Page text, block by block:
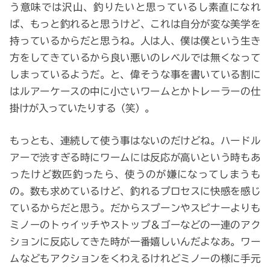
う意味では沢山、釣りたいと思っているし素直になれ
ば、もっと釣れると思うけど、これは自分が変な美学を
持っているからだと思うね。人は人、僕は僕という生き
方をしてきているから良い悪いのレベルでは無くなって
しまっているようだ。と、偉そうな事を書いている割に
はルアーケースの中に小さいワームとかトレーラーの仕
掛けが入っていたりする（笑）。
もっとも、連続して使う事はないのだけどね。ハードル
アーで渋すぎる時にワームには反応が高いという時もあ
ったけど数匹釣ったら、使うのが嫌になってしまうも
の。数も求めているけど、釣れるプロセスに快感を感じ
ているからだと思う。だからスプーンやスピナーよりも
ミノーのトゥイッチやストップ＆ゴーなどの一連のアク
ションに反応してきた時が一番嬉しいんだよなあ。ワー
ムなどもアクションをくわえるけれどミノーの様に手元